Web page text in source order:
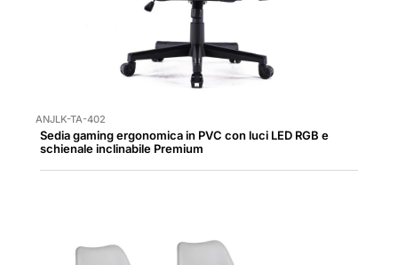
ANJLK-TA-402
Sedia gaming ergonomica in PVC con luci LED RGB e
schienale inclinabile Premium